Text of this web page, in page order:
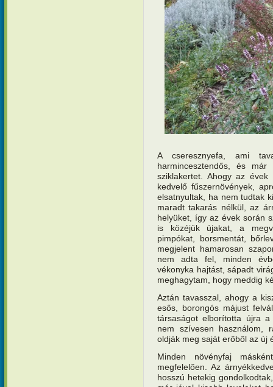
A cseresznyefa, ami
harmincesztendős, és
sziklakertet. Ahogy az
kedvelő fűszernövények,
elsatnyultak, ha nem tudtak
maradt takarás nélkül, az
helyüket, így az évek során
is közéjük újakat, a
pimpókat, borsmentát,
megjelent hamarosan
nem adta fel, minden
vékonyka hajtást, sápadt
meghagytam, hogy meddig
Aztán tavasszal, ahogy a
esős, borongós májust
társaságot elborította újra a
nem szívesen használom,
oldják meg saját erőből az új
Minden növényfaj
megfelelően. Az
hosszú hetekig